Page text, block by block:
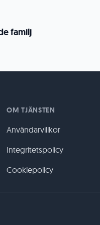
familj
OM TJÄNSTEN
Användarvillkor
Integritetspolicy
Cookiepolicy